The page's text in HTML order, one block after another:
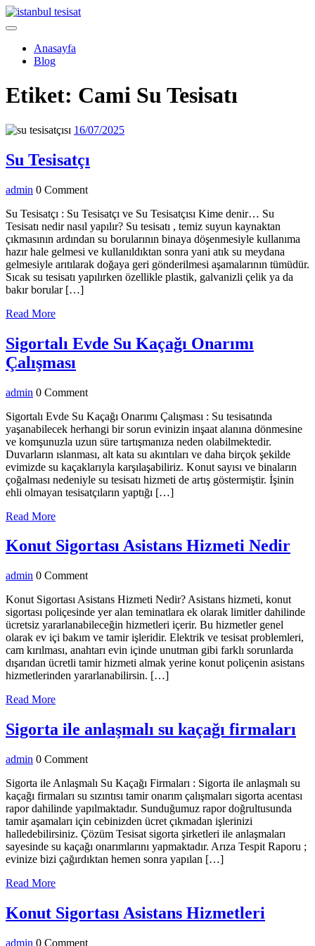
Skip
to
Open
Anasayfa
Blog
Menu
Etiket: Cami Su Tesisatı
16/07/202516/07/2025
Su Tesisatçı
admin admin
0 Comment
Su Tesisatçı : Su Tesisatçı ve Su Tesisatçısı Kime denir… Su
Tesisatı nedir nasıl yapılır? Su tesisatı , temiz suyun kaynaktan
çıkmasının ardından su borularının binaya döşenmesiyle kullanıma
hazır hale gelmesi ve kullanıldıktan sonra yani atık su meydana
gelmesiyle arıtılarak doğaya geri gönderilmesi aşamalarının tümüdür.
Sıcak su tesisatı yapılırken özellikle plastik, galvanizli çelik ya da
bakır borular […]
Read MoreRead
Sigortalı Evde Su Kaçağı Onarımı
Çalışması
Su
Kaçağı
Onarımı
Çalışması
admin admin
0 Comment
Sigortalı Evde Su Kaçağı Onarımı Çalışması : Su tesisatında
yaşanabilecek herhangi bir sorun evinizin inşaat alanına dönmesine
ve komşunuzla uzun süre tartışmanıza neden olabilmektedir.
Duvarların ıslanması, alt kata su akıntıları ve daha birçok şekilde
evimizde su kaçaklarıyla karşılaşabiliriz. Konut sayısı ve binaların
çoğalması nedeniyle su tesisatı hizmeti de artış göstermiştir. İşinin
ehli olmayan tesisatçıların yaptığı […]
Read MoreRead
Konut Sigortası Asistans Hizmeti Nedir
admin admin
0 Comment
Konut Sigortası Asistans Hizmeti Nedir? Asistans hizmeti, konut
sigortası poliçesinde yer alan teminatlara ek olarak limitler dahilinde
ücretsiz yararlanabileceğin hizmetleri içerir. Bu hizmetler genel
olarak ev içi bakım ve tamir işleridir. Elektrik ve tesisat problemleri,
cam kırılması, anahtarı evin içinde unutman gibi farklı sorunlarda
dışarıdan ücretli tamir hizmeti almak yerine konut poliçenin asistans
hizmetlerinden yararlanabilirsin. […]
Read MoreRead
Sigorta ile anlaşmalı su kaçağı firmaları
su
admin admin
0 Comment
Sigorta ile Anlaşmalı Su Kaçağı Firmaları : Sigorta ile anlaşmalı su
kaçağı firmaları su sızıntısı tamir onarım çalışmaları sigorta acentası
rapor dahilinde yapılmaktadır. Sunduğumuz rapor doğrultusunda
tamir aşamaları için cebinizden ücret çıkmadan işlerinizi
halledebilirsiniz. Çözüm Tesisat sigorta şirketleri ile anlaşmaları
sayesinde su kaçağı onarımlarını yapmaktadır. Arıza Tespit Raporu ;
evinize bizi çağırdıktan hemen sonra yapılan […]
Read MoreRead
Konut Sigortası Asistans Hizmetleri
admin admin
0 Comment